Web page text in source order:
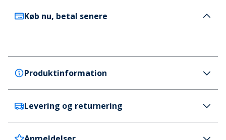
Køb nu, betal senere
Produktinformation
adidas
adidas Junior Drenge Essentials 3-Stripes T-shirt
Powder Yellow/Hvid
Levering og returnering